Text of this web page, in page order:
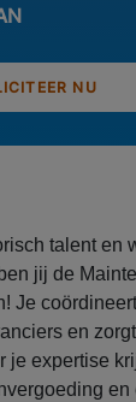
NU
talent en
jij de
Je
en
je expertise
en